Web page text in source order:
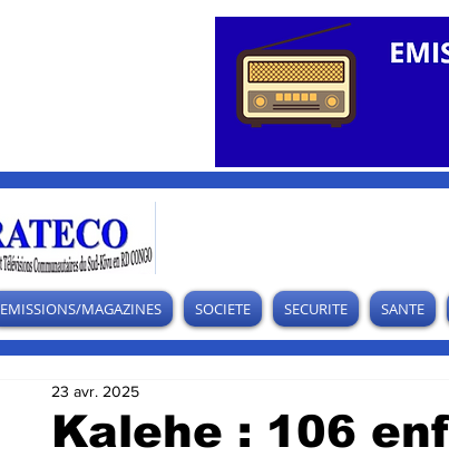
EMISSIONS/MAGAZINES SOCIETE SECURITE SANTE
Kalehe : 106
23 avr. 2025